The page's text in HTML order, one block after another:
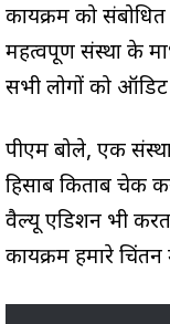
कार्यक्रम को
महत्वपूर्ण संस्था के
सभी लोगों को ऑडिट
पीएम बोले, एक
हिसाब किताब चेक
वैल्यू एडिशन भी
कार्यक्रम हमारे